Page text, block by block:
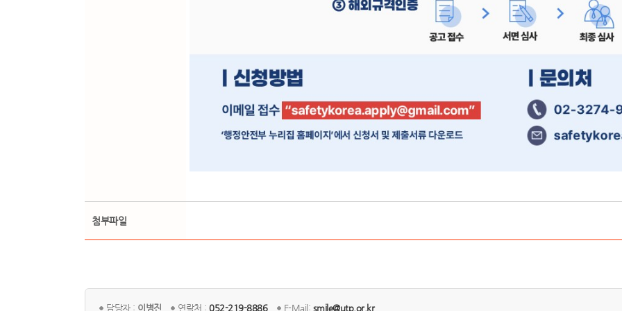
첨부파일
담당자 : 이병진 연락처 : 052-219-8886 E-Mail: smile@utp.or.kr